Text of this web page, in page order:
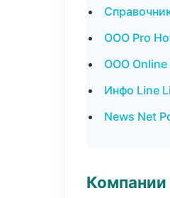
ООО Pro
ООО
Инфо Line
News Net
Компании